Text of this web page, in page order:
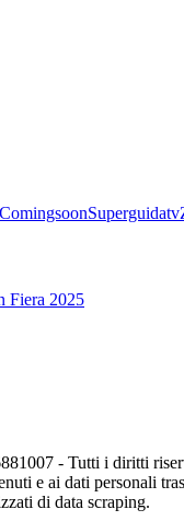
ComingsoonSuperguidatv
Fiera 2025
- Tutti i diritti
e ai dati personali
di data scraping.